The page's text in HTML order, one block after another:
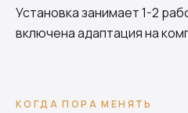
Установка занимает 1-2
включена адаптация на
КОГДА ПОРА МЕНЯТЬ